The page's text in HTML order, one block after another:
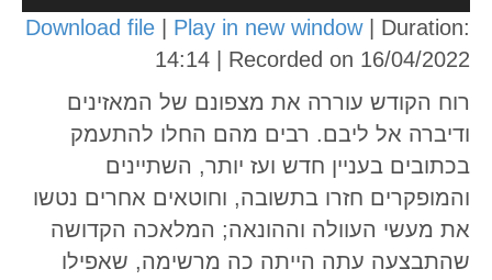
Player
Download file Play in new window| Duration:
14:14
Recorded on 16/04/2022
רוח הקודש עוררה את מצפונם של המאזינים
ודיברה אל ליבם. רבים מהם החלו להתעמק
בכתובים בעניין חדש ועז יותר, השתיינים
והמופקרים חזרו בתשובה, וחוטאים אחרים נטשו
את מעשי העוולה וההונאה; המלאכה הקדושה
שהתבצעה עתה הייתה כה מרשימה, שאפילו